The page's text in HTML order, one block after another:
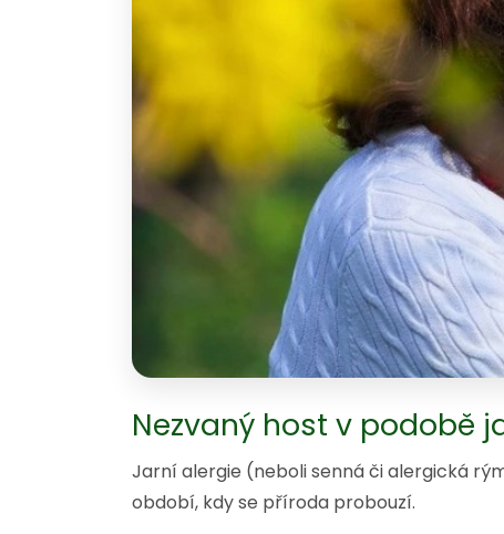
Nezvaný host v podobě
Jarní alergie (neboli senná či alergická
období, kdy se příroda probouzí.